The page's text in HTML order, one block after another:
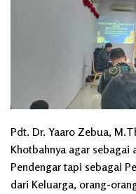
Pdt. Dr. Yaaro Zebua,
Khotbahnya agar sebagai
Pendengar tapi sebagai
dari Keluarga, orang-